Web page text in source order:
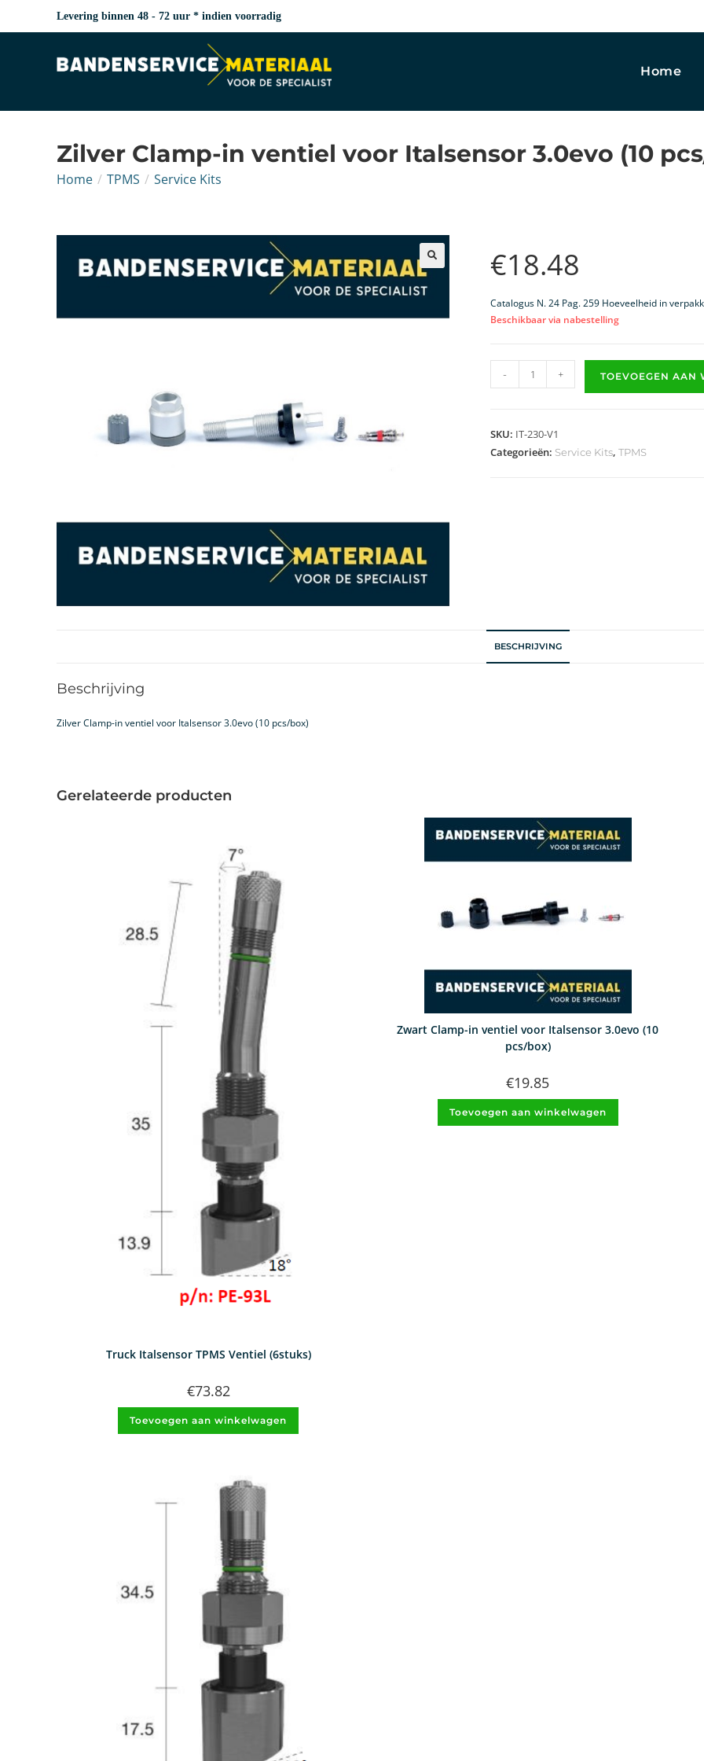
Levering binnen 48 - 72 uur * indien voorradig
Home
Zilver Clamp-in ventiel voor Italsensor 3.0evo (10
Home / TPMS / Service Kits
€18.48
Catalogus N. 24 Pag. 259 Hoeveelheid in
Beschikbaar via nabestelling
- + TOEVOEGEN AAN
SKU: IT-230-V1
Categorieën: Service Kits, TPMS
BESCHRIJVING
Beschrijving
Zilver Clamp-in ventiel voor Italsensor 3.0evo (10 pcs/box)
Gerelateerde producten
Truck Italsensor TPMS Ventiel (6stuks)
€73.82
Toevoegen aan winkelwagen
Zwart Clamp-in ventiel voor Italsensor 3.0evo (10
pcs/box)
€19.85
Toevoegen aan winkelwagen